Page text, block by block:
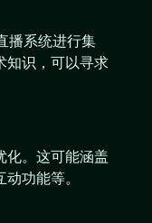
播系统进行集
知识，可以寻求
化。这可能涵盖
功能等。